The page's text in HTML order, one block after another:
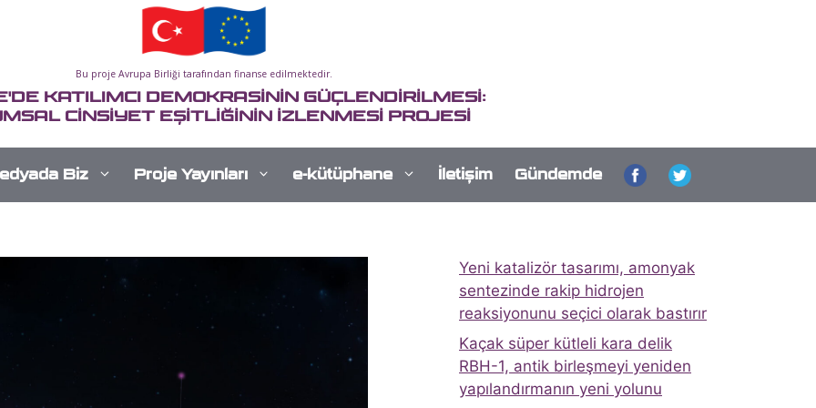
Bu proje Avrupa Birliği tarafından finanse edilmektedir.
KATILIMCI DEMOKRASİNİN GÜÇLENDİRİLMESİ:
CİNSİYET EŞİTLİĞİNİN İZLENMESİ PROJESİ
Biz Proje Yayınları e-kütüphane İletişim Gündemde
Yeni katalizör tasarımı, amonyak
sentezinde rakip hidrojen
reaksiyonunu seçici olarak bastırır
Kaçak süper kütleli kara delik
RBH-1, antik birleşmeyi yeniden
yapılandırmanın yeni yolunu